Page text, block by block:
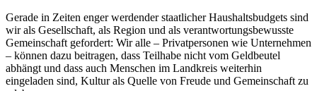
Gerade in Zeiten enger werdender staatlicher Haushaltsbudgets sind
wir als Gesellschaft, als Region und als verantwortungsbewusste
Gemeinschaft gefordert: Wir alle – Privatpersonen wie Unternehmen
– können dazu beitragen, dass Teilhabe nicht vom Geldbeutel
abhängt und dass auch Menschen im Landkreis weiterhin
eingeladen sind, Kultur als Quelle von Freude und Gemeinschaft zu